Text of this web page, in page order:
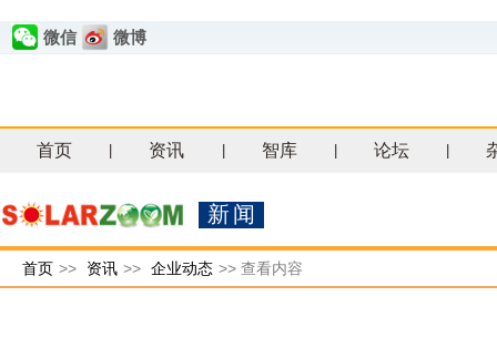
微信 微博
首页 资讯 智库 论坛
新闻
首页 >> 资讯 >> 企业动态 >> 查看内容